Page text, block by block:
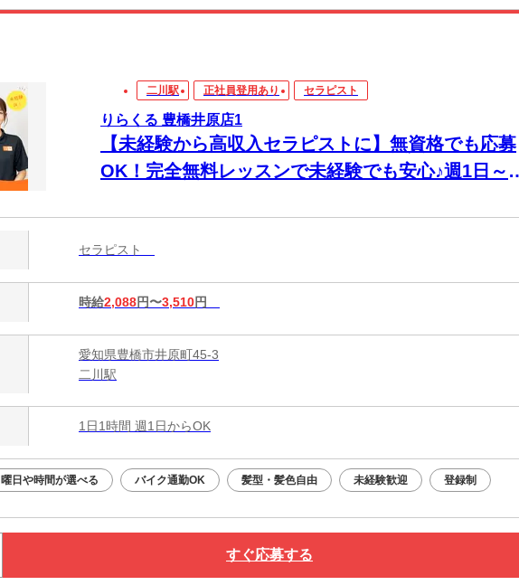
二川駅 正社員登用あり セラピスト
りらくる 豊橋井原店1
【未経験から高収入セラピストに】無資格でも応募
OK！完全無料レッスンで未経験でも安心♪週1日～1
セラピスト
時給2,088円〜3,510円
愛知県豊橋市井原町45-3
二川駅
1日1時間 週1日からOK
曜日や時間が選べる バイク通勤OK 髪型・髪色自由 未経験歓迎 登録制
すぐ応募する